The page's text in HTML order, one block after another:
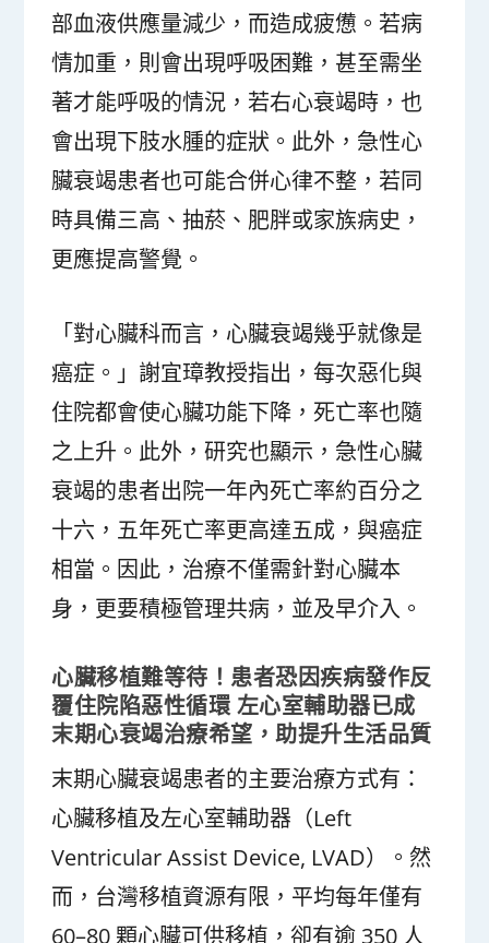
部血液供應量減少，而造成疲憊。若病
情加重，則會出現呼吸困難，甚至需坐
著才能呼吸的情況，若右心衰竭時，也
會出現下肢水腫的症狀。此外，急性心
臟衰竭患者也可能合併心律不整，若同
時具備三高、抽菸、肥胖或家族病史，
更應提高警覺。
「對心臟科而言，心臟衰竭幾乎就像是
癌症。」謝宜璋教授指出，每次惡化與
住院都會使心臟功能下降，死亡率也隨
之上升。此外，研究也顯示，急性心臟
衰竭的患者出院一年內死亡率約百分之
十六，五年死亡率更高達五成，與癌症
相當。因此，治療不僅需針對心臟本
身，更要積極管理共病，並及早介入。
心臟移植難等待！患者恐因疾病發作反
覆住院陷惡性循環 左心室輔助器已成
末期心衰竭治療希望，助提升生活品質
末期心臟衰竭患者的主要治療方式有：
心臟移植及左心室輔助器（Left
Ventricular Assist Device, LVAD）。然
而，台灣移植資源有限，平均每年僅有
60–80 顆心臟可供移植，卻有逾 350 人